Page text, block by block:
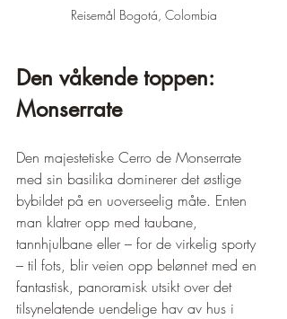
Reisemål Bogotá, Colombia
Den våkende toppen:
Monserrate
Den majestetiske Cerro de Monserrate
med sin basilika dominerer det østlige
bybildet på en uoverseelig måte. Enten
man klatrer opp med taubane,
tannhjulbane eller – for de virkelig sporty
– til fots, blir veien opp belønnet med en
fantastisk, panoramisk utsikt over det
tilsynelatende uendelige hav av hus i